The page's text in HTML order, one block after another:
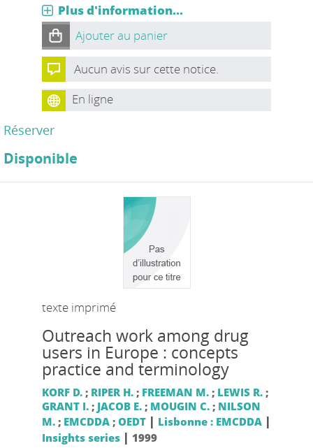
Plus d'information...
Ajouter au panier
Aucun avis sur cette notice.
En ligne
Réserver
Disponible
texte imprimé
Outreach work among drug
users in Europe : concepts
practice and terminology
KORF D.; RIPER H.; FREEMAN M.; LEWIS R.;
GRANT I.; JACOB E.; MOUGIN C.; NILSON
M.; EMCDDA; OEDT | Lisbonne : EMCDDA|
Insights series| 1999